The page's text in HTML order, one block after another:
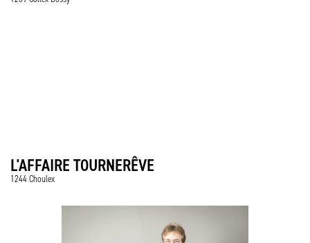
L'AFFAIRE TOURNERÊVE
1244 Choulex